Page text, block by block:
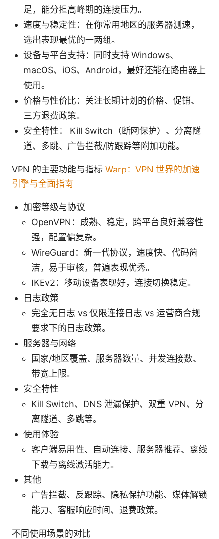
足，能分担高峰期的连接压力。
速度与稳定性：在你常用地区的服务器测速，
选出表现最优的一两组。
设备与平台支持：同时支持 Windows、
macOS、iOS、Android，最好还能在路由器上
使用。
价格与性价比：关注长期计划的价格、促销、
三方退费政策。
安全特性： Kill Switch（断网保护）、分离隧
道、多跳、广告拦截/防跟踪等附加功能。
VPN 的主要功能与指标 Warp：VPN 世界的加速
引擎与全面指南
加密等级与协议
OpenVPN：成熟、稳定，跨平台良好兼容性
强，配置偏复杂。
WireGuard：新一代协议，速度快、代码简
洁，易于审核，普遍表现优秀。
IKEv2：移动设备表现好，连接切换稳定。
日志政策
完全无日志 vs 仅限连接日志 vs 运营商合规
要求下的日志政策。
服务器与网络
国家/地区覆盖、服务器数量、并发连接数、
带宽上限。
安全特性
Kill Switch、DNS 泄漏保护、双重 VPN、分
离隧道、多跳等。
使用体验
客户端易用性、自动连接、服务器推荐、离线
下载与离线激活能力。
其他
广告拦截、反跟踪、隐私保护功能、媒体解锁
能力、客服响应时间、退费政策。
不同使用场景的对比